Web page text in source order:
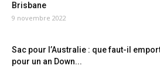
Brisbane
9 novembre 2022
Sac pour l’Australie : que faut-il
pour un an Down...